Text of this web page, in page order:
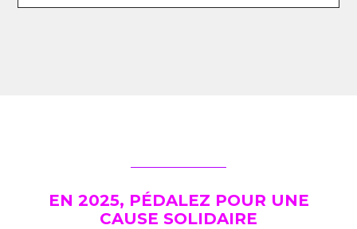
EN 2025, PÉDALEZ POUR UNE
CAUSE SOLIDAIRE